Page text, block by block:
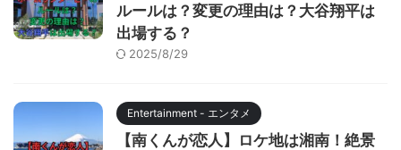
ルールは？変更の理由は？大谷翔平は
出場する？
2025/8/29
Entertainment - エンタメ
【南くんが恋人】ロケ地は湘南！絶景